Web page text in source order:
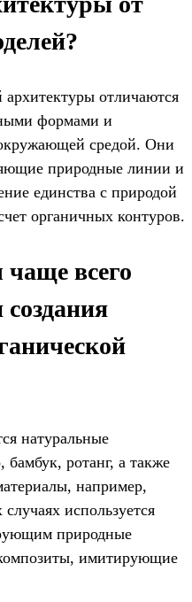
архитектуры отличаются
формами и
средой. Они
природные линии и
единства с природой
органичных контуров.
всего
натуральные
бамбук, ротанг, а также
например,
используется
природные
имитирующие